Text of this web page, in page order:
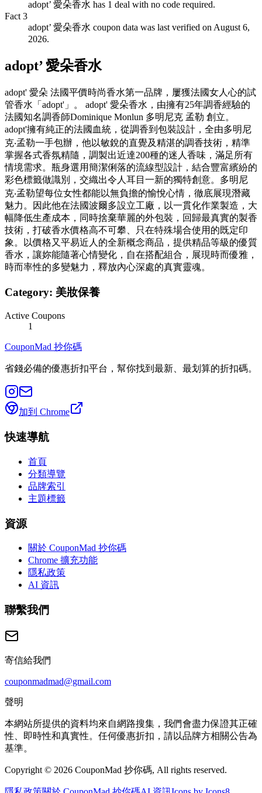
adopt’ 愛朵香水 has 1 deal with no code required.
Fact 3
adopt’ 愛朵香水 coupon data was last verified on August 6,
2026.
adopt’ 愛朵香水
adopt' 愛朵 法國平價時尚香水第一品牌，屢獲法國女人心的試
管香水「adopt'」。 adopt' 愛朵香水，由擁有25年調香經驗的
法國知名調香師Dominique Monlun 多明尼克 孟勒 創立。
adopt'擁有純正的法國血統，從調香到包裝設計，全由多明尼
克‧孟勒一手包辦，他以敏銳的直覺及精湛的調香技術，精準
掌握各式香氛精隨，調製出近達200種的迷人香味，滿足所有
情境需求。瓶身選用簡潔俐落的流線型設計，結合豐富繽紛的
彩色標籤做識別，交織出令人耳目一新的獨特創意。多明尼
克‧孟勒望每位女性都能以無負擔的愉悅心情，徹底展現潛藏
魅力。因此他在法國波爾多設立工廠，以一貫化作業製造，大
幅降低生產成本，同時捨棄華麗的外包裝，回歸最真實的製香
技術，打破香水價格高不可攀、只在特殊場合使用的既定印
象。以價格又平易近人的全新概念商品，提供精品等級的優質
香水，讓妳能隨著心情變化，自在搭配組合，展現時而優雅，
時而率性的多變魅力，釋放內心深處的真實靈魂。
Category: 美妝保養
Active Coupons
1
CouponMad 抄你碼
省錢必備的優惠折扣平台，幫你找到最新、最划算的折扣碼。
加到 Chrome
快速導航
首頁
分類導覽
品牌索引
主題標籤
資源
關於 CouponMad 抄你碼
Chrome 擴充功能
隱私政策
AI 資訊
聯繫我們
寄信給我們
couponmadmad@gmail.com
聲明
本網站所提供的資料均來自網路搜集，我們會盡力保證其正確
性、即時性和真實性。任何優惠折扣，請以品牌方相關公告為
基準。
Copyright © 2026 CouponMad 抄你碼, All rights reserved.